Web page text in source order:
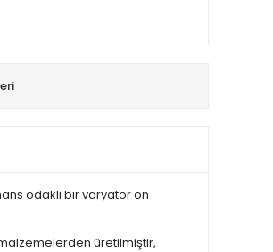
odaklı bir varyatör ön
malzemelerden üretilmiştir,